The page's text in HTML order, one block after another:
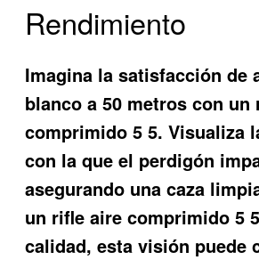
Rendimiento
Imagina la satisfacción de
blanco a 50 metros con un
comprimido 5 5. Visualiza
con la que el perdigón
asegurando una caza
un rifle aire comprimido 5 5
calidad, esta visión puede